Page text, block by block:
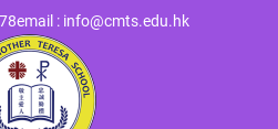
email : info@cmts.edu.hk